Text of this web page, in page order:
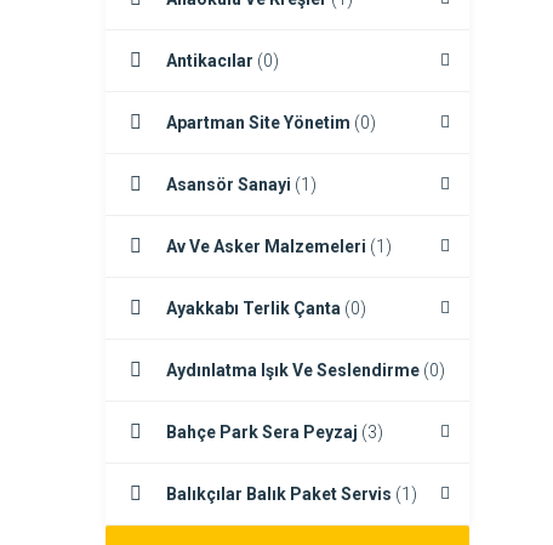
Antikacılar (0)
Apartman Site Yönetim (0)
Asansör Sanayi (1)
Av Ve Asker Malzemeleri (1)
Ayakkabı Terlik Çanta (0)
Aydınlatma Işık Ve Seslendirme (0)
Bahçe Park Sera Peyzaj (3)
Balıkçılar Balık Paket Servis (1)